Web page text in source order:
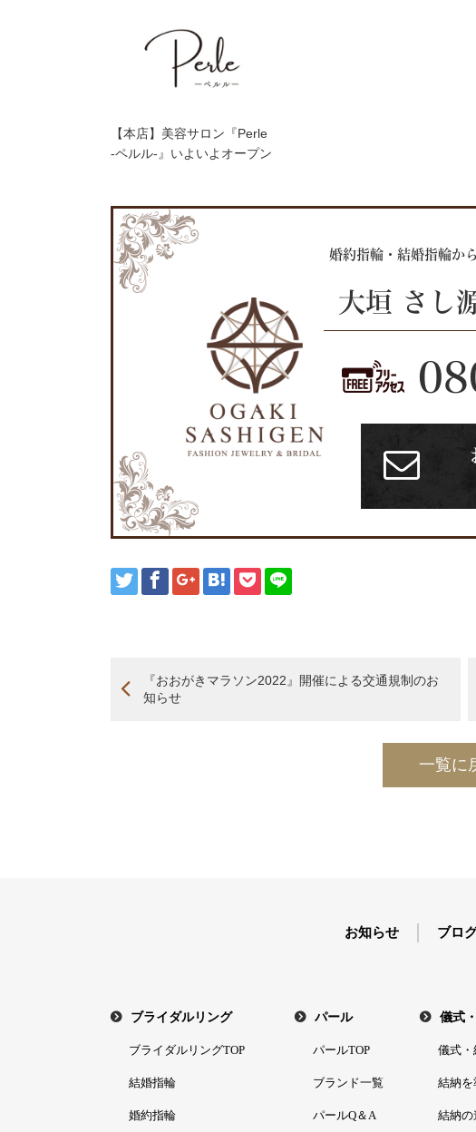
【本店】美容サロン『Perle
-ペルル-』いよいよオープン
婚約指輪・結婚指輪か
大垣 さし
『おおがきマラソン2022』開催による交通規制のお
知らせ
一覧に
お知らせ ブロ
ブライダルリング
ブライダルリングTOP
結婚指輪
婚約指輪
パール
パールTOP
ブランド一覧
パールQ＆A
儀式
儀式・
結納を
結納の